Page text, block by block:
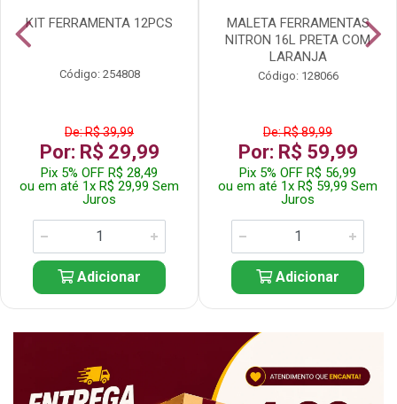
KIT FERRAMENTA 12PCS
Código: 254808
De: R$ 39,99
Por: R$ 29,99
Pix 5% OFF R$ 28,49
ou em até 1x R$ 29,99 Sem
Juros
Adicionar
MALETA FERRAMENTAS
NITRON 16L PRETA COM
LARANJA
Código: 128066
De: R$ 89,99
Por: R$ 59,99
Pix 5% OFF R$ 56,99
ou em até 1x R$ 59,99 Sem
Juros
Adicionar